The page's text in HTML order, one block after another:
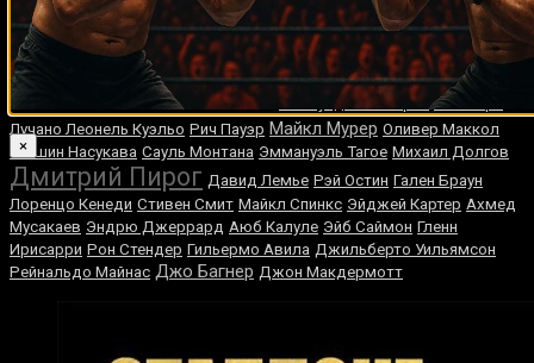
Йола Лестер Джексон Карл Гриффит Том Аспинэл
Дауд Шайхаев
Эдди Крофт Райан Гарсия Альваро Рохас
Исраэль
Адесанья
Даниэль Урбаньский Леотис Мартин
Александр Усик Раймундо Бельтран Пол Торн
Лучано Леонель Куэльо Рич Пауэр Майкл Мурер Оливер Маккол
Теншин Насукава Сауль Монтана Эммануэль Тагое Михаил Долгов
Дмитрий Пирог Давид Лемье Рэй Остин Гален Браун
Лоренцо Кенеди Стивен Смит Майкл Спинкс Эйджей Картер Ахмед
Мусакаев Эндрю Джеррард Аюб Калуле Эйб Саймон Гленн
Ирисарри Рон Стендер Гильермо Авила Джильберто Уильямсон
Рейнальдо Майнас Джо Багнер Джон Макдермотт
×